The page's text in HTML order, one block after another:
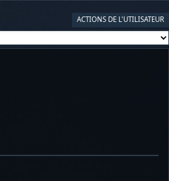
ACTIONS DE L'UTILISATEUR